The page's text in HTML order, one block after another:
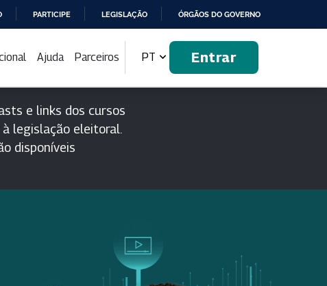
PARTICIPE LEGISLAÇÃO ÓRGÃOS DO GOVERNO
Ajuda Parceiros PT Entrar
e links dos cursos
legislação eleitoral.
disponíveis